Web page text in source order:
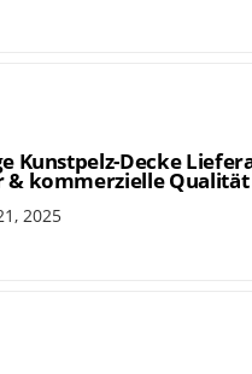
Kunstpelz-Decke
& kommerzielle Qualität
2025